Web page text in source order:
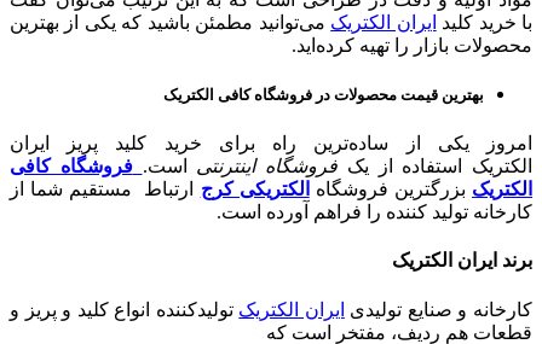
با خرید کلید ایران الکتریک می‌توانید مطمئن باشید که یکی از بهترین
محصولات بازار را تهیه کرده‌اید.
بهترین قیمت محصولات در فروشگاه کافی الکتریک
امروز یکی از ساده‌ترین راه برای خرید کلید پریز ایران
الکتریک استفاده از یک فروشگاه اینترنتی است. فروشگاه کافی
الکتریک بزرگترین فروشگاه الکتریکی کرج
ارتباط مستقیم شما از
کارخانه تولید کننده را فراهم آورده است.
برند ایران الکتریک
کارخانه و صنایع تولیدی ایران الکتریک تولیدکننده انواع کلید و پریز و
قطعات هم رديف، مفتخر است که